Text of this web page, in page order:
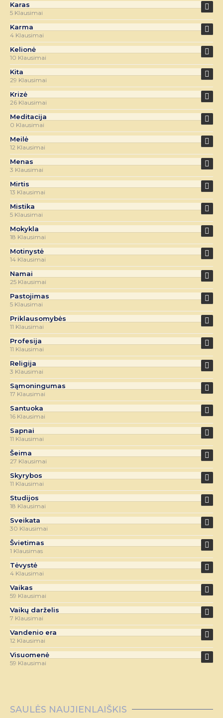
Karas
5 Klausimai
Karma
4 Klausimai
Kelionė
10 Klausimai
Kita
29 Klausimai
Krizė
26 Klausimai
Meditacija
0 Klausimai
Meilė
12 Klausimai
Menas
3 Klausimai
Mirtis
13 Klausimai
Mistika
5 Klausimai
Mokykla
18 Klausimai
Motinystė
14 Klausimai
Namai
25 Klausimai
Pastojimas
5 Klausimai
Priklausomybės
11 Klausimai
Profesija
11 Klausimai
Religija
3 Klausimai
Sąmoningumas
17 Klausimai
Santuoka
16 Klausimai
Sapnai
11 Klausimai
Šeima
27 Klausimai
Skyrybos
11 Klausimai
Studijos
18 Klausimai
Sveikata
30 Klausimai
Švietimas
1 Klausimas
Tėvystė
4 Klausimai
Vaikas
59 Klausimai
Vaikų darželis
7 Klausimai
Vandenio era
12 Klausimai
Visuomenė
59 Klausimai
SAULĖS NAUJIENLAIŠKIS